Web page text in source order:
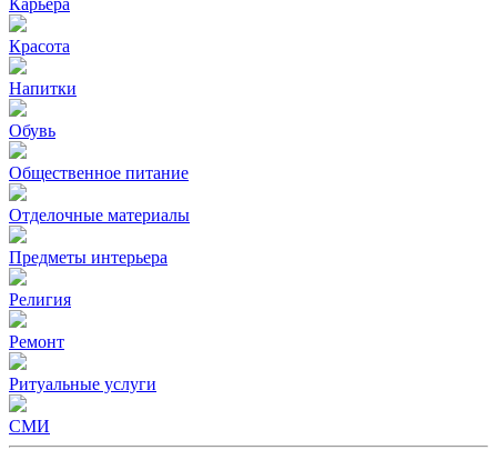
Красота
Напитки
Обувь
Общественное питание
Отделочные материалы
Предметы интерьера
Религия
Ремонт
Ритуальные услуги
СМИ